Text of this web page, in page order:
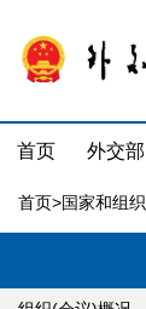
首页 外交部
首页>国家和组织